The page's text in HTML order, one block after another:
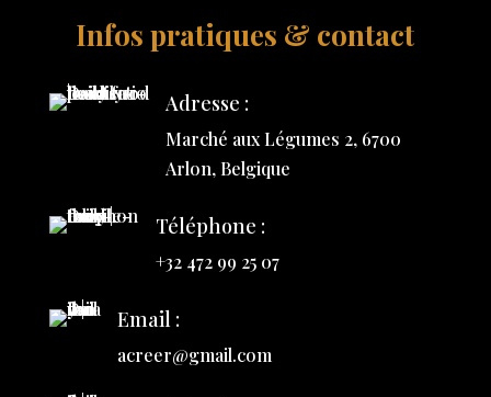
Infos pratiques & contact
Adresse :
Marché aux Légumes 2, 6700
Arlon, Belgique
Téléphone :
+32 472 99 25 07
Email :
acreer@gmail.com